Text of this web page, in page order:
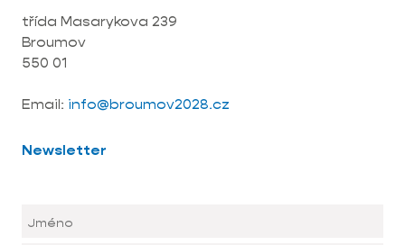
třída Masarykova 239
Broumov
550 01
Email: info@broumov2028.cz
Newsletter